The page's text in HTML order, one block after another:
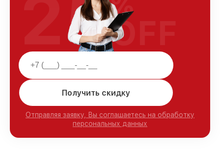
Получить скидку
Отправляя заявку, Вы соглашаетесь на обработку
персональных данных
25OFF